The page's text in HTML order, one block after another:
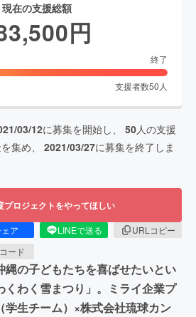
現在の支援総額
円
終了
支援者数50 人
03/12に募集を開始し、 50人の支援
集め、 2021/03/27に募集を終了しま
プロジェクトをやってほしい
ア LINEで送る
URLコピー
ード
縄の子どもたちを喜ばせたいとい
くわく雪まつり」。ミライ企業プ
学生チーム）×株式会社琉球カン